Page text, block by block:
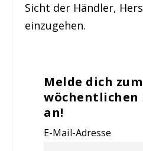
Sicht der Händler,
einzugehen.
Melde dich zum
an!
E-Mail-Adresse